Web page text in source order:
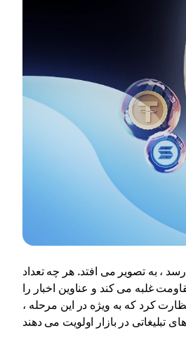
، به تصویر می افتد. هر چه تعداد
غلبه می کند و عناوین اخبار را
کرد که به ویژه در این مرحله ،